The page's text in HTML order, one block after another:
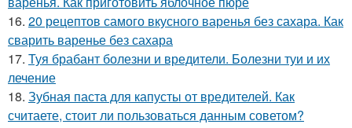
16. 20 рецептов самого вкусного варенья без сахара. Как
сварить варенье без сахара
17. Туя брабант болезни и вредители. Болезни туи и их
лечение
18. Зубная паста для капусты от вредителей. Как
считаете, стоит ли пользоваться данным советом?